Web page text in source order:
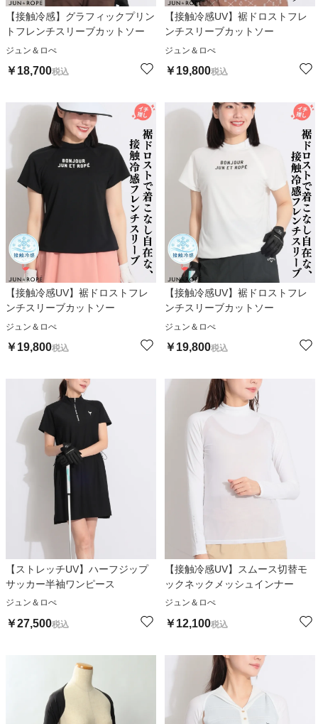
【接触冷感】グラフィックプリン
トフレンチスリーブカットソー
ジュン＆ロぺ
￥18,700税込
【接触冷感UV】裾ドロストフレ
ンチスリーブカットソー
ジュン＆ロぺ
￥19,800税込
【接触冷感UV】裾ドロストフレ
ンチスリーブカットソー
ジュン＆ロぺ
￥19,800税込
【接触冷感UV】裾ドロストフレ
ンチスリーブカットソー
ジュン＆ロぺ
￥19,800税込
【ストレッチUV】ハーフジップ
サッカー半袖ワンピース
ジュン＆ロぺ
￥27,500税込
【接触冷感UV】スムース切替モ
ックネックメッシュインナー
ジュン＆ロぺ
￥12,100税込